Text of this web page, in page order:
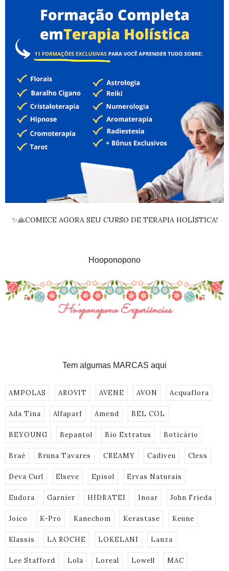
✨🙏COMECE AGORA SEU CURSO DE TERAPIA HOLÍSTICA!
Hooponopono
Tem algumas MARCAS aqui
AMPOLAS AROVIT AVENE AVON Acquaflora
Ada Tina Alfaparf Amend BEL COL
BEYOUNG Bepantol Bio Extratus Boticário
Braé Bruna Tavares CREAMY Cadiveu Cless
Deva Curl Elseve Episol Ervas Naturais
Eudora Garnier HIDRATEI Inoar John Frieda
Joico K-Pro Kanechom Kerastase Keune
Klassis LA ROCHE LOKELANI Lanza
Lee Stafford Lola Loreal Lowell MAC